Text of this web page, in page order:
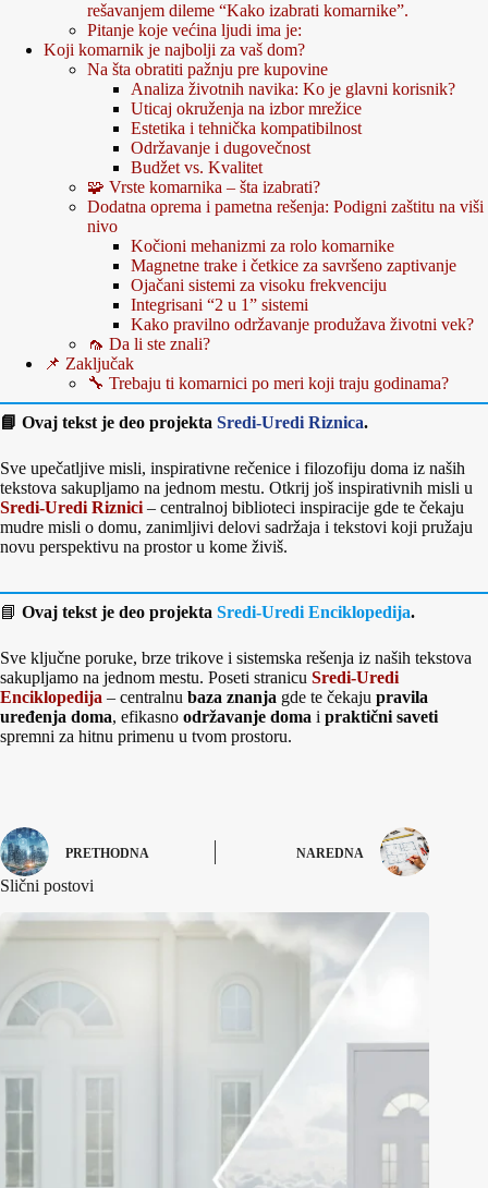
rešavanjem dileme “Kako izabrati komarnike”.
Pitanje koje većina ljudi ima je:
Koji komarnik je najbolji za vaš dom?
Na šta obratiti pažnju pre kupovine
Analiza životnih navika: Ko je glavni korisnik?
Uticaj okruženja na izbor mrežice
Estetika i tehnička kompatibilnost
Održavanje i dugovečnost
Budžet vs. Kvalitet
🧩 Vrste komarnika – šta izabrati?
Dodatna oprema i pametna rešenja: Podigni zaštitu na viši
nivo
Kočioni mehanizmi za rolo komarnike
Magnetne trake i četkice za savršeno zaptivanje
Ojačani sistemi za visoku frekvenciju
Integrisani “2 u 1” sistemi
Kako pravilno održavanje produžava životni vek?
🦟 Da li ste znali?
📌 Zaključak
🔧 Trebaju ti komarnici po meri koji traju godinama?
📘 Ovaj tekst je deo projekta Sredi-Uredi Riznica.
Sve upečatljive misli, inspirativne rečenice i filozofiju doma iz naših
tekstova sakupljamo na jednom mestu. Otkrij još inspirativnih misli u
Sredi-Uredi Riznici– centralnoj biblioteci inspiracije gde te čekaju
mudre misli o domu, zanimljivi delovi sadržaja i tekstovi koji pružaju
novu perspektivu na prostor u kome živiš.
📘 Ovaj tekst je deo projekta Sredi-Uredi Enciklopedija.
Sve ključne poruke, brze trikove i sistemska rešenja iz naših tekstova
sakupljamo na jednom mestu. Poseti stranicu Sredi-Uredi
Enciklopedija – centralnu baza znanja gde te čekaju pravila
uređenja doma, efikasno održavanje doma i praktični saveti
spremni za hitnu primenu u tvom prostoru.
PRETHODNA NAREDNA
Slični postovi